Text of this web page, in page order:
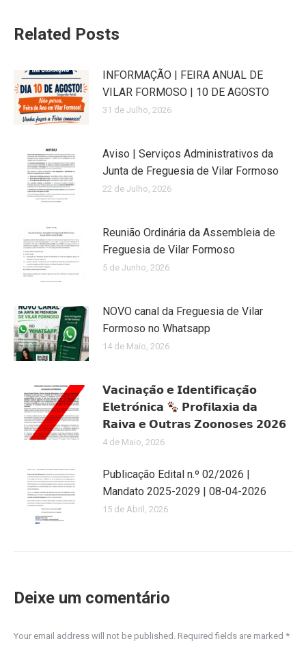
Related Posts
INFORMAÇÃO | FEIRA ANUAL DE
VILAR FORMOSO | 10 DE AGOSTO
31 de Julho, 2026
Aviso | Serviços Administrativos da
Junta de Freguesia de Vilar Formoso
22 de Julho, 2026
Reunião Ordinária da Assembleia de
Freguesia de Vilar Formoso
5 de Junho, 2026
NOVO canal da Freguesia de Vilar
Formoso no Whatsapp
14 de Maio, 2026
𝗩𝗮𝗰𝗶𝗻𝗮𝗰̧𝗮̃𝗼 𝗲 𝗜𝗱𝗲𝗻𝘁𝗶𝗳𝗶𝗰𝗮𝗰̧𝗮̃𝗼
𝗘𝗹𝗲𝘁𝗿𝗼́𝗻𝗶𝗰𝗮
𝗣𝗿𝗼𝗳𝗶𝗹𝗮𝘅𝗶𝗮 𝗱𝗮
𝗥𝗮𝗶𝘃𝗮 𝗲 𝗢𝘂𝘁𝗿𝗮𝘀 𝗭𝗼𝗼𝗻𝗼𝘀𝗲𝘀 𝟮𝟬𝟮𝟲
4 de Maio, 2026
Publicação Edital n.º 02/2026 |
Mandato 2025-2029 | 08-04-2026
15 de Abril, 2026
Deixe um comentário
Your email address will not be published. Required fields are marked *